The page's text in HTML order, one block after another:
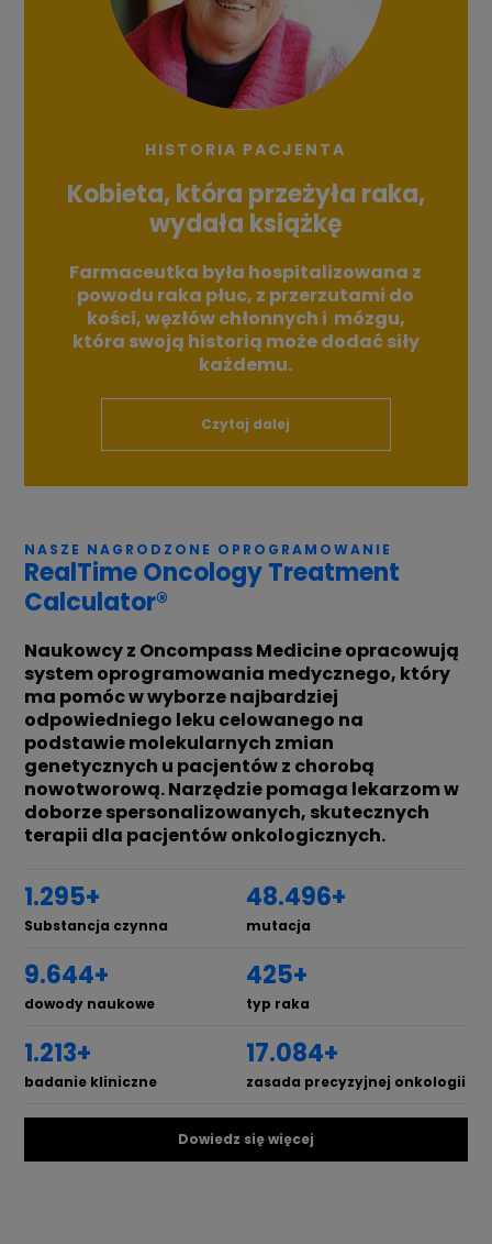
HISTORIA PACJENTA
Kobieta, która przeżyła raka,
wydała książkę
Farmaceutka była hospitalizowana z
powodu raka płuc, z przerzutami do
kości, węzłów chłonnych i mózgu,
która swoją historią może dodać siły
każdemu.
Czytaj dalej
NASZE NAGRODZONE OPROGRAMOWANIE
RealTime Oncology Treatment
Calculator®
Naukowcy z Oncompass Medicine opracowują
system oprogramowania medycznego, który
ma pomóc w wyborze najbardziej
odpowiedniego leku celowanego na
podstawie molekularnych zmian
genetycznych u pacjentów z chorobą
nowotworową. Narzędzie pomaga lekarzom w
doborze spersonalizowanych, skutecznych
terapii dla pacjentów onkologicznych.
1.659+
Substancja czynna
58.759+
mutacja
11.759+
dowody naukowe
439+
typ raka
1.559+
badanie kliniczne
20.759+
zasada precyzyjnej onkologii
Dowiedz się więcej